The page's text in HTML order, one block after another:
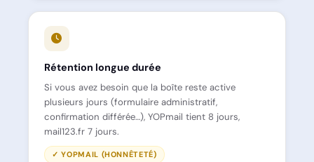
Rétention longue durée
Si vous avez besoin que la boîte reste active
plusieurs jours (formulaire administratif,
confirmation différée…), YOPmail tient 8 jours,
mail123.fr 7 jours.
✓ YOPMAIL (HONNÊTETÉ)